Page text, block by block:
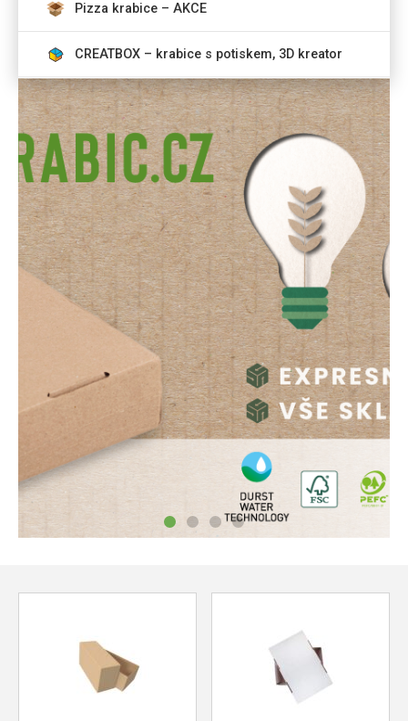
Pizza krabice – AKCE
CREATBOX – krabice s potiskem, 3D kreator